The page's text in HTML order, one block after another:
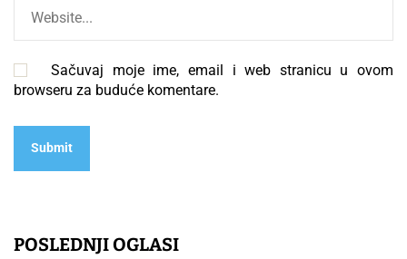
Sačuvaj moje ime, email i web stranicu u ovom
browseru za buduće komentare.
POSLEDNJI OGLASI